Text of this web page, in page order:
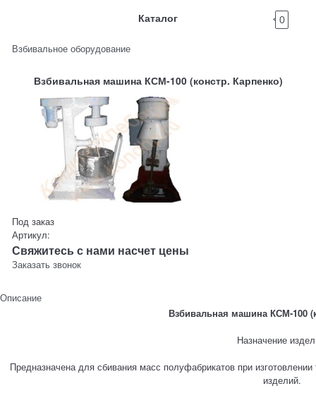
Каталог 0
Взбивальное оборудование
Взбивальная машина КСМ-100 (констр. Карпенко)
Под заказ
Артикул:
Свяжитесь с нами насчет цены
Заказать звонок
Описание
Взбивальная машина КСМ-100
Назначение
Предназначена для сбивания масс полуфабрикатов при
изделий.